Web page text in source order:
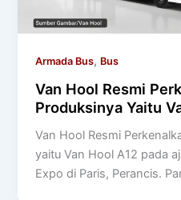
Armada Bus, Bus
Van Hool Resmi
Produksinya Yaitu
Van Hool Resmi
yaitu Van Hool A12 pada
Expo di Paris, Perancis.